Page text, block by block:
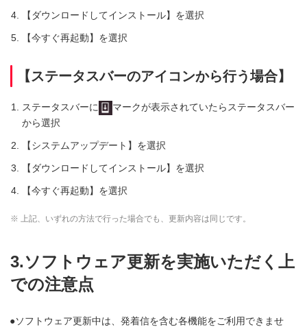
【ダウンロードしてインストール】を選択
【今すぐ再起動】を選択
【ステータスバーのアイコンから行う場合】
ステータスバーに
マークが表示されていたらステータスバー
から選択
【システムアップデート】を選択
【ダウンロードしてインストール】を選択
【今すぐ再起動】を選択
※ 上記、いずれの方法で行った場合でも、更新内容は同じです。
3.ソフトウェア更新を実施いただく上
での注意点
ソフトウェア更新中は、発着信を含む各機能をご利用できませ